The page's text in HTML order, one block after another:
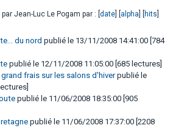
Jean-Luc Le Pogam par : [ date alpha hits
du nord publié le 13/11/2008 14:41:00 [784
publié le 12/11/2008 11:05:00 [685 lectures]
frais sur les salons d'hiverpublié le
publié le 11/06/2008 18:35:00 [905
publié le 11/06/2008 17:37:00 [2208